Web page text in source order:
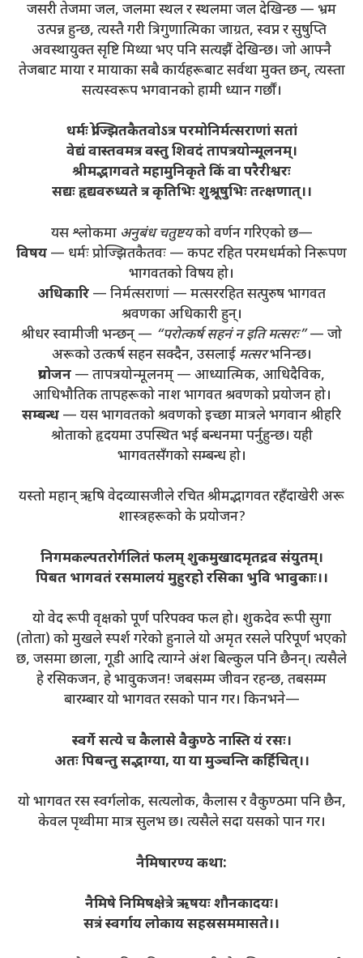
जसरी तेजमा जल, जलमा स्थल र स्थलमा जल देखिन्छ — भ्रम
उत्पन्न हुन्छ, त्यस्तै गरी त्रिगुणात्मिका जाग्रत, स्वप्न र सुषुप्ति
अवस्थायुक्त सृष्टि मिथ्या भए पनि सत्यझैं देखिन्छ। जो आफ्नै
तेजबाट माया र मायाका सबै कार्यहरूबाट सर्वथा मुक्त छन्, त्यस्ता
सत्यस्वरूप भगवानको हामी ध्यान गर्छौं।
धर्मः प्रोज्झितकैतवोऽत्र परमोनिर्मत्सराणां सतां
वेद्यं वास्तवमत्र वस्तु शिवदं तापत्रयोन्मूलनम्।
श्रीमद्भागवते महामुनिकृते किं वा परैरीश्वरः
सद्यः हृद्यवरुध्यते त्र कृतिभिः शुश्रूषुभिः तत्क्षणात्।।
यस श्लोकमा अनुबंध चतुष्टयको वर्णन गरिएको छ—
विषय — धर्मः प्रोज्झितकैतवः — कपट रहित परमधर्मको निरूपण
भागवतको विषय हो।
अधिकारि — निर्मत्सराणां — मत्सररहित सत्पुरुष भागवत
श्रवणका अधिकारी हुन्।
श्रीधर स्वामीजी भन्छन् — “परोत्कर्ष सहनं न इति मत्सरः”— जो
अरूको उत्कर्ष सहन सक्दैन, उसलाई मत्सरभनिन्छ।
प्रयोजन — तापत्रयोन्मूलनम् — आध्यात्मिक, आधिदैविक,
आधिभौतिक तापहरूको नाश भागवत श्रवणको प्रयोजन हो।
सम्बन्ध — यस भागवतको श्रवणको इच्छा मात्रले भगवान श्रीहरि
श्रोताको हृदयमा उपस्थित भई बन्धनमा पर्नुहुन्छ। यही
भागवतसँगको सम्बन्ध हो।
यस्तो महान् ऋषि वेदव्यासजीले रचित श्रीमद्भागवत रहँदाखेरी अरू
शास्त्रहरूको के प्रयोजन?
निगमकल्पतरोर्गलितं फलम् शुकमुखादमृतद्रव संयुतम्।
पिबत भागवतं रसमालयं मुहुरहो रसिका भुवि भावुकाः।।
यो वेद रूपी वृक्षको पूर्ण परिपक्व फल हो। शुकदेव रूपी सुगा
(तोता) को मुखले स्पर्श गरेको हुनाले यो अमृत रसले परिपूर्ण भएको
छ, जसमा छाला, गूडी आदि त्याग्ने अंश बिल्कुल पनि छैनन्। त्यसैले
हे रसिकजन, हे भावुकजन! जबसम्म जीवन रहन्छ, तबसम्म
बारम्बार यो भागवत रसको पान गर। किनभने—
स्वर्गे सत्ये च कैलासे वैकुण्ठे नास्ति यं रसः।
अतः पिबन्तु सद्भाग्या, या या मुञ्चन्ति कर्हिचित्।।
यो भागवत रस स्वर्गलोक, सत्यलोक, कैलास र वैकुण्ठमा पनि छैन,
केवल पृथ्वीमा मात्र सुलभ छ। त्यसैले सदा यसको पान गर।
नैमिषारण्य कथा:
नैमिषे निमिषक्षेत्रे ऋषयः शौनकादयः।
सत्रं स्वर्गाय लोकाय सहस्रसममासते।।